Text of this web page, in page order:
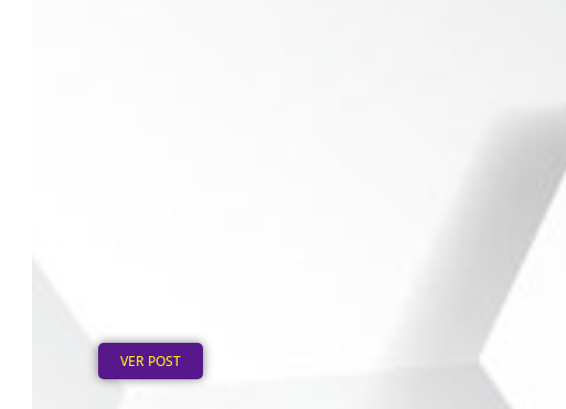
2026
VER POST